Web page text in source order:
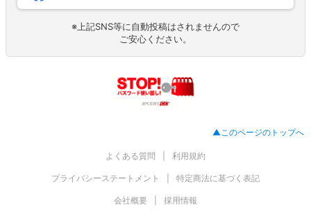
※上記SNS等に自動投稿はされませんので
ご安心ください。
▲このページのトップへ
よくある質問 利用規約
プライバシーステートメント 特定商法に基づく表記
会社概要 採用情報